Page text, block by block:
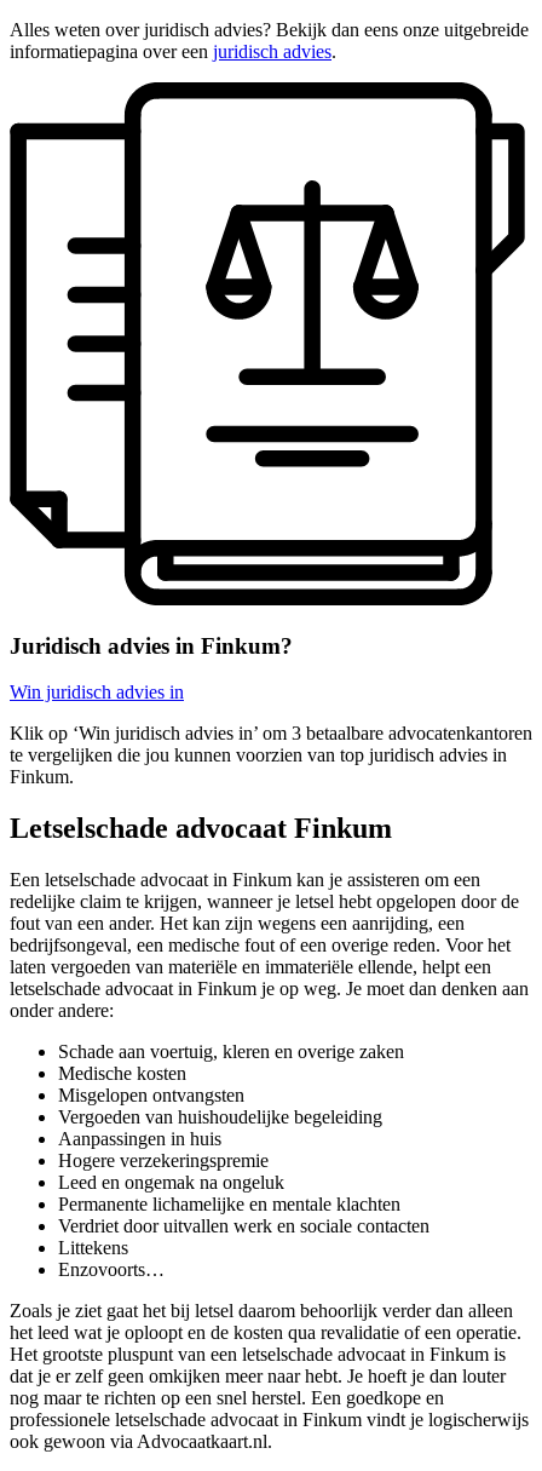
Alles weten over juridisch advies? Bekijk dan eens onze uitgebreide
informatiepagina over een juridisch advies.
Juridisch advies in Finkum?
Win juridisch advies in
Klik op ‘Win juridisch advies in’ om 3 betaalbare advocatenkantoren
te vergelijken die jou kunnen voorzien van top juridisch advies in
Finkum.
Letselschade advocaat Finkum
Een letselschade advocaat in Finkum kan je assisteren om een
redelijke claim te krijgen, wanneer je letsel hebt opgelopen door de
fout van een ander. Het kan zijn wegens een aanrijding, een
bedrijfsongeval, een medische fout of een overige reden. Voor het
laten vergoeden van materiële en immateriële ellende, helpt een
letselschade advocaat in Finkum je op weg. Je moet dan denken aan
onder andere:
Schade aan voertuig, kleren en overige zaken
Medische kosten
Misgelopen ontvangsten
Vergoeden van huishoudelijke begeleiding
Aanpassingen in huis
Hogere verzekeringspremie
Leed en ongemak na ongeluk
Permanente lichamelijke en mentale klachten
Verdriet door uitvallen werk en sociale contacten
Littekens
Enzovoorts…
Zoals je ziet gaat het bij letsel daarom behoorlijk verder dan alleen
het leed wat je oploopt en de kosten qua revalidatie of een operatie.
Het grootste pluspunt van een letselschade advocaat in Finkum is
dat je er zelf geen omkijken meer naar hebt. Je hoeft je dan louter
nog maar te richten op een snel herstel. Een goedkope en
professionele letselschade advocaat in Finkum vindt je logischerwijs
ook gewoon via Advocaatkaart.nl.